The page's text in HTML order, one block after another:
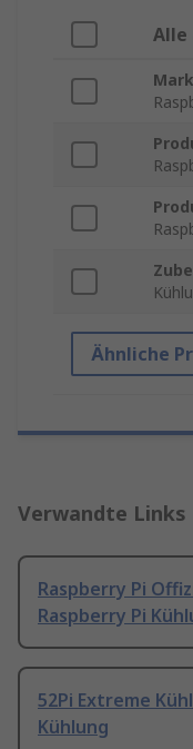
Alle
Ähnliche
Verwandte Links
Raspberry Pi
Raspberry Pi
52Pi Extreme
Kühlung